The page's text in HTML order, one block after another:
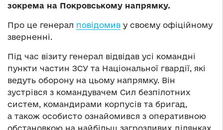
зокрема на Покровському напрямку.
Про це генерал повідомив у своєму офіційному
зверненні.
Під час візиту генерал відвідав усі командні
пункти частин ЗСУ та Національної гвардії, які
ведуть оборону на цьому напрямку. Він
зустрівся з командувачем Сил безпілотних
систем, командирами корпусів та бригад,
а також особисто ознайомився з оперативною
обстановкою на найбільш загрозливих ділянках